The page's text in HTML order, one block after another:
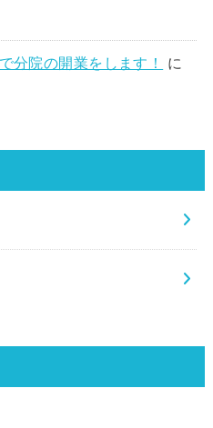
分院の開業をします！
に